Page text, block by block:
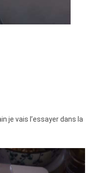
je vais l’essayer dans la